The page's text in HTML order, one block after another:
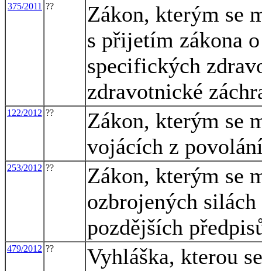
375/2011 ??
Zákon, kterým se
s přijetím zákona
specifických
zdravotnické
122/2012 ??
Zákon, kterým se
vojácích z
253/2012 ??
Zákon, kterým se
ozbrojených
pozdějších
479/2012 ??
Vyhláška, kterou